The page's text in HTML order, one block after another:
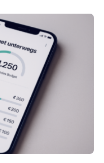
teurer geworden. Für
zumeist im Juni oder
wichtiger Faktor, um
leisten zu
Prozent noch nicht
in der
diesem…